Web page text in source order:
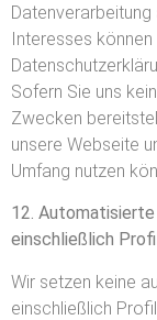
Interesses
Sofern Sie uns
Zwecken
unsere Webseite
Umfang nutzen
12. Automatisierte
einschließlich
Wir setzen keine
einschließlich